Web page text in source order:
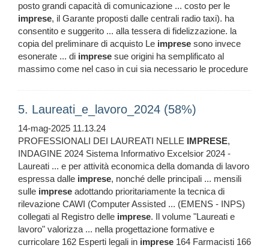
posto grandi capacità di comunicazione ... costo per le
imprese, il Garante proposti dalle centrali radio taxi). ha
consentito e suggerito ... alla tessera di fidelizzazione. la
copia del preliminare di acquisto Le imprese sono invece
esonerate ... di imprese sue origini ha semplificato al
massimo come nel caso in cui sia necessario le procedure
5. Laureati_e_lavoro_2024 (58%)
14-mag-2025 11.13.24
PROFESSIONALI DEI LAUREATI NELLE IMPRESE,
INDAGINE 2024 Sistema Informativo Excelsior 2024 -
Laureati ... e per attività economica della domanda di lavoro
espressa dalle imprese, nonché delle principali ... mensili
sulle imprese adottando prioritariamente la tecnica di
rilevazione CAWI (Computer Assisted ... (EMENS - INPS)
collegati al Registro delle imprese. Il volume "Laureati e
lavoro" valorizza ... nella progettazione formative e
curricolare 162 Esperti legali in imprese 164 Farmacisti 166